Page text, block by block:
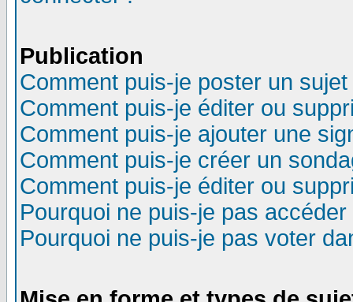
Publication
Comment puis-je poster un
Comment puis-je éditer ou
Comment puis-je ajouter une
Comment puis-je créer un
Comment puis-je éditer ou
Pourquoi ne puis-je pas
Pourquoi ne puis-je pas voter